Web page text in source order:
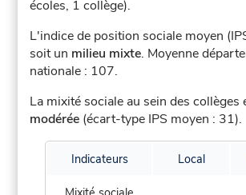
écoles, 1 collège).
L'indice de position sociale moyen
soit un milieu mixte. Moyenne
nationale : 107.
La mixité sociale au sein des collèges
modérée (écart-type IPS moyen : 31).
Indicateurs Local